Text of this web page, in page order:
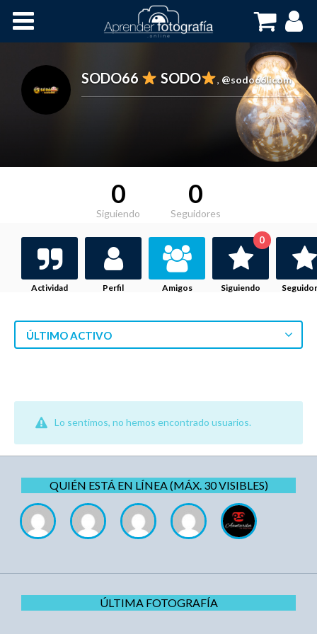
Cursos OnLine
SODO66 SODO , @sodo66licom
0
Siguiendo
0
Seguidores
Actividad Perfil Amigos Siguiendo
0
ÚLTIMO ACTIVO
Lo sentimos, no hemos encontrado usuarios.
QUIÉN ESTÁ EN LÍNEA (MÁX. 30 VISIBLES)
ÚLTIMA FOTOGRAFÍA